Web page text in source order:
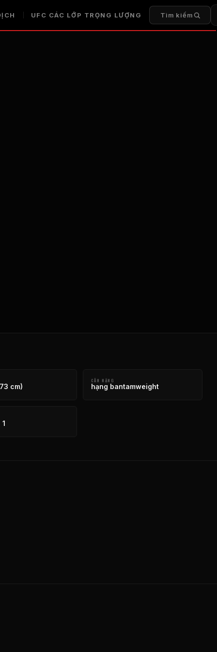
UFC CÁC LỚP TRỌNG LƯỢNG Tìm kiếm
cm)
CÂN NẶNG
hạng bantamweight